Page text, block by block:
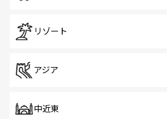
リゾート
アジア
中近東